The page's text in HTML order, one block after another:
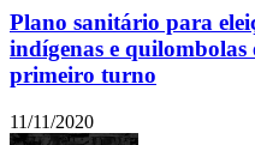
Plano sanitário para
indígenas e
primeiro turno
11/11/2020